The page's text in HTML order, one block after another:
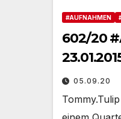
#AUFNAHMEN
602/20
05.09.20